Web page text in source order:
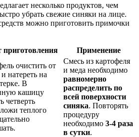
несколько продуктов, чем
убрать свежие синяки на лице.
можно приготовить примочки
приготовления Применение
очистить от
натереть на
В
кашицу
четверть
теплого
Смесь из картофеля
и меда необходимо
равномерно
распределить по
всей поверхности
синяка. Повторять
процедуру
необходимо 3-4 раза
в сутки.